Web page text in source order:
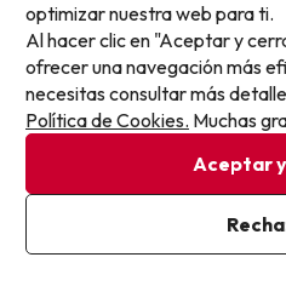
Ver en
8.2 1060 opiniones
Ávila
Alojamiento y desayuno
Consejo del experto Subir a la
Puerta del Alcázar es viajar
minutos en coche de tu hotel.
También disponible con:
Cancelación GRATIS
optimizar nuestra web para ti.
Al hacer clic en "Aceptar y
ofrecer una navegación más
necesitas consultar más
Política de Cookies. Muchas
Aceptar